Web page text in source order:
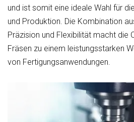
und ist somit eine ideale Wahl für
und Produktion. Die Kombination
Präzision und Flexibilität macht die
Fräsen zu einem leistungsstarken
von Fertigungsanwendungen.